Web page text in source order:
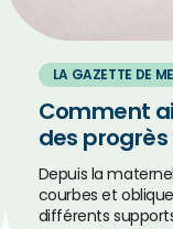
LA GAZETTE DE
Comment
des
Depuis la
courbes et
différents